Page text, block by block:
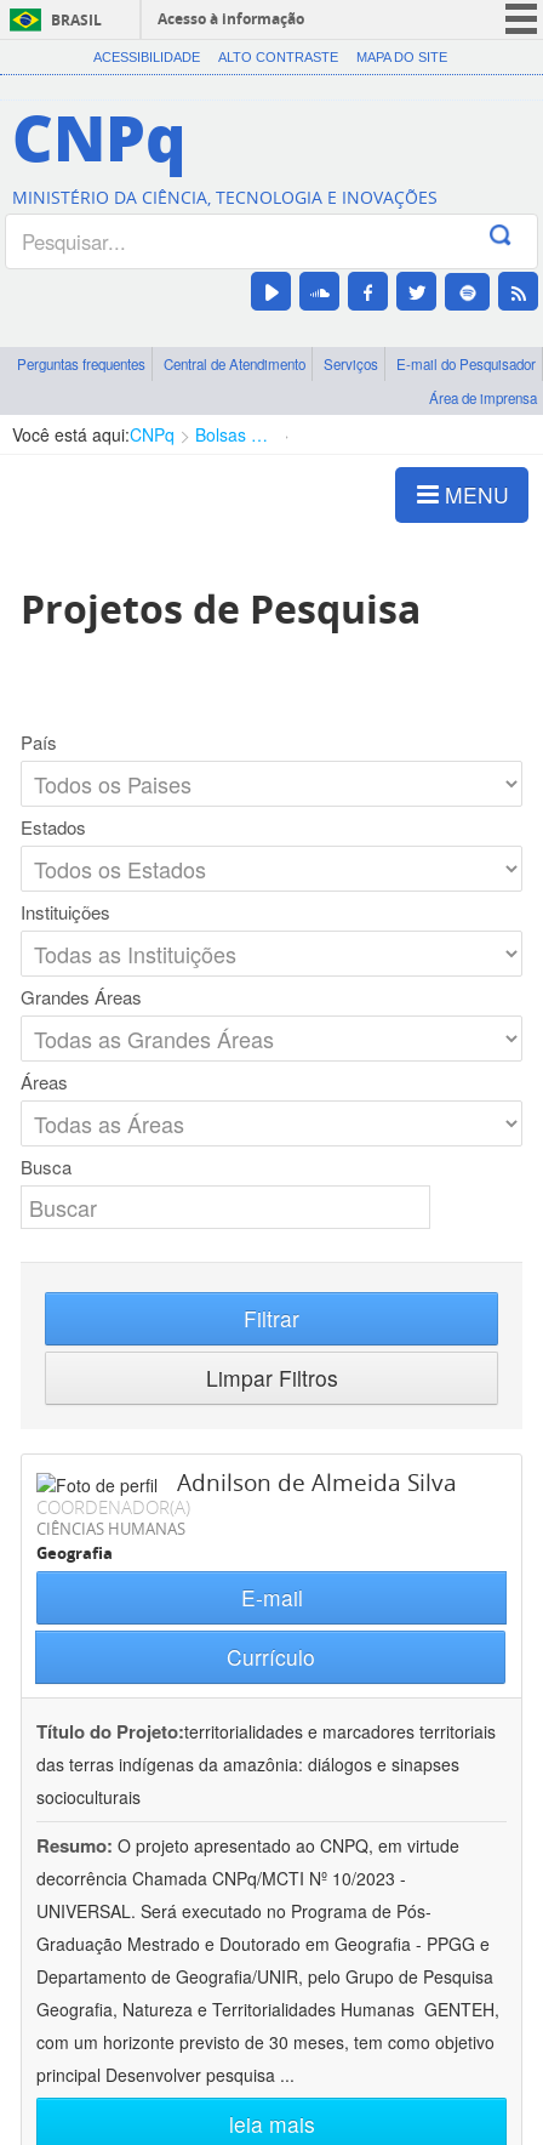
BRASIL
Acesso à informação
CORONAVÍRUS (COVID-19)
Canais
ACESSIBILIDADE ALTO CONTRASTE MAPA DO SITE
CNPq
MINISTÉRIO DA CIÊNCIA, TECNOLOGIA E INOVAÇÕES
Perguntas frequentes Central de Atendimento Serviços
E-mail do Pesquisador
Área de imprensa
Você está aqui:CNPq Bolsas e Auxílios Vigentes
MENU
Projetos de Pesquisa
País
Estados
Instituições
Grandes Áreas
Áreas
Busca
Filtrar
Limpar Filtros
Adnilson de Almeida Silva
COORDENADOR(A)
CIÊNCIAS HUMANAS
Geografia
E-mail
Currículo
Título do Projeto:territorialidades e marcadores territoriais
das terras indígenas da amazônia: diálogos e sinapses
socioculturais
Resumo: O projeto apresentado ao CNPQ, em virtude
decorrência Chamada CNPq/MCTI Nº 10/2023 -
UNIVERSAL. Será executado no Programa de Pós-
Graduação Mestrado e Doutorado em Geografia - PPGG e
Departamento de Geografia/UNIR, pelo Grupo de Pesquisa
Geografia, Natureza e Territorialidades Humanas  GENTEH,
com um horizonte previsto de 30 meses, tem como objetivo
principal Desenvolver pesquisa ...
leia mais